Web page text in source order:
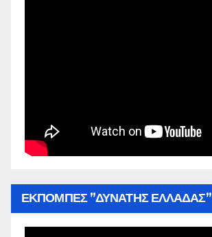
ΕΚΠΟΜΠΕΣ ”ΔΥΝΑΤΗΣ ΕΛΛΑΔΑΣ”